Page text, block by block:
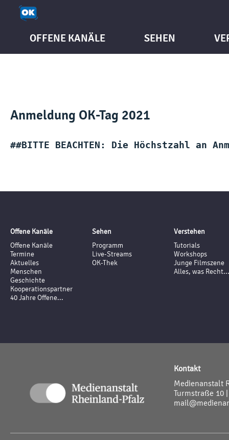
OFFENE KANÄLE SEHEN
Anmeldung OK-Tag 2021
##BITTE BEACHTEN: Die Höchstzahl an
Offene Kanäle
Offene Kanäle
Termine
Aktuelles
Menschen
Geschichte
Kooperationspartner
40 Jahre Offene...
Sehen
Programm
Live-Streams
OK-Thek
Verstehen
Tutorials
Workshops
Junge Filmszene
Alles, was Recht...
Kontakt
Medienanstalt
Turmstraße 10